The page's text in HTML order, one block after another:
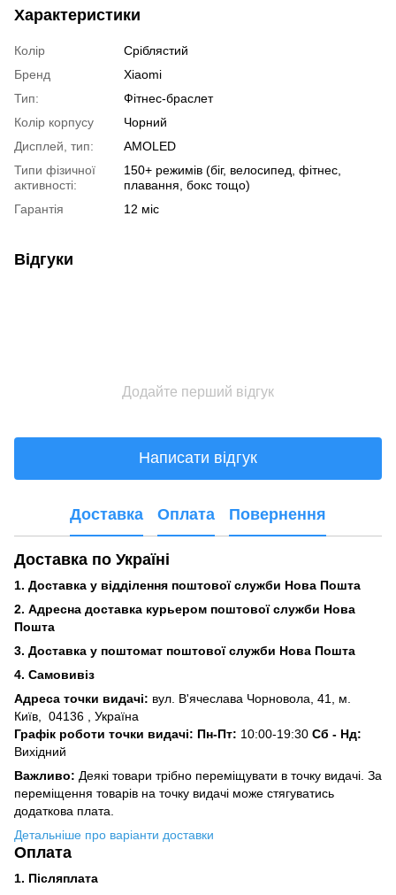
Характеристики
Колір
Сріблястий
Бренд
Xiaomi
Тип:
Фітнес-браслет
Колір корпусу
Чорний
Дисплей, тип:
AMOLED
Типи фізичної
активності:
150+ режимів (біг, велосипед, фітнес,
плавання, бокс тощо)
Гарантія
12 міс
Відгуки
Додайте перший відгук
Написати відгук
Доставка Оплата Повернення
Доставка по Україні
1. Доставка у відділення поштової служби Нова Пошта
2. Адресна доставка курьером поштової служби Нова
Пошта
3. Доставка у поштомат поштової служби Нова Пошта
4. Самовивіз
Адреса точки видачі: вул. В'ячеслава Чорновола, 41, м.
Київ,
04136 , Україна
Графік роботи точки видачі: Пн-Пт: 10:00-19:30 Сб - Нд:
Вихідний
Важливо: Деякі товари трібно переміщувати в точку видачі. За
переміщення товарів на точку видачі може стягуватись
додаткова плата.
Детальніше про варіанти доставки
Оплата
1. Післяплата